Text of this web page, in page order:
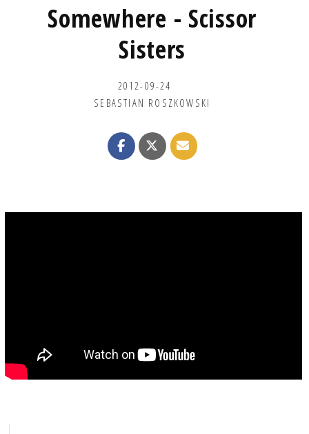
Somewhere - Scissor
Sisters
2012-09-24
SEBASTIAN ROSZKOWSKI